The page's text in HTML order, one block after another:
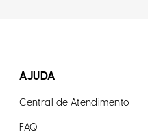
AJUDA
Central de Atendimento
FAQ